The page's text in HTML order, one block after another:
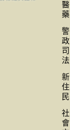
醫
藥
警
政
司
法
新
住
民
社
會